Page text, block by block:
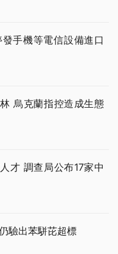
手機等電信設備進口
烏克蘭指控造成生態
才 調查局公布17家中
驗出苯駢芘超標